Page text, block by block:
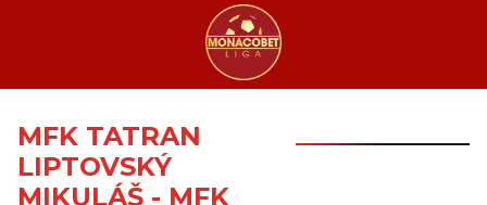
MFK TATRAN
LIPTOVSKÝ
MIKULÁŠ - MFK